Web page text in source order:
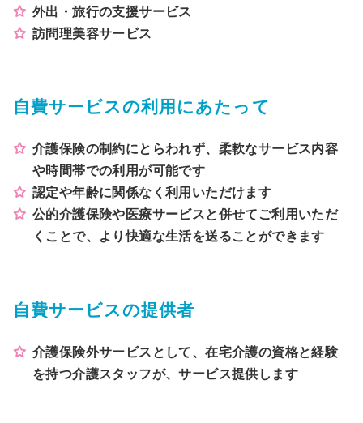
外出・旅行の支援サービス
訪問理美容サービス
自費サービスの利用にあたって
介護保険の制約にとらわれず、柔軟なサービス内容
や時間帯での利用が可能です
認定や年齢に関係なく利用いただけます
公的介護保険や医療サービスと併せてご利用いただ
くことで、より快適な生活を送ることができます
自費サービスの提供者
介護保険外サービスとして、在宅介護の資格と経験
を持つ介護スタッフが、サービス提供します